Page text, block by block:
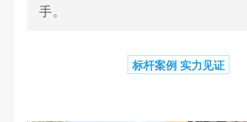
手。
标杆案例 实力见证